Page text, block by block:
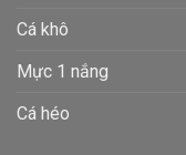
Cá khô
Mực 1 nắng
Cá héo